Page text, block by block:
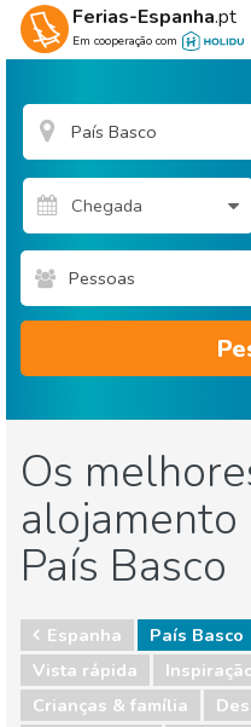
Ferias-Espanha.pt
Em cooperação com
Pessoas
Os
alojamento
País Basco
Espanha
País Basco
Vista rápida
Crianças & família